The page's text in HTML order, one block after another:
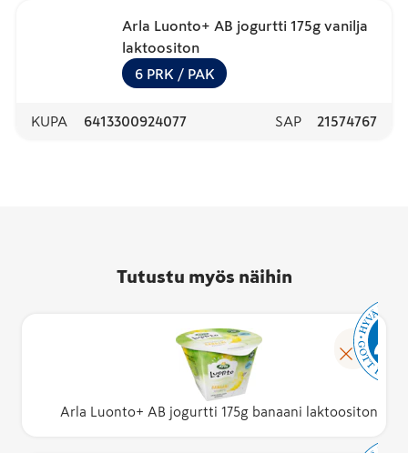
Arla Luonto+ AB jogurtti 175g vanilja
laktoositon
6 PRK / PAK
KUPA 6413300924077 SAP 21574767
Tutustu myös näihin
Arla Luonto+ AB jogurtti 175g banaani laktoositon